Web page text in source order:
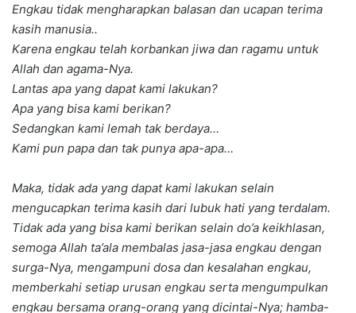
Engkau tidak mengharapkan balasan dan ucapan terima
kasih manusia..
Karena engkau telah korbankan jiwa dan ragamu untuk
Allah dan agama-Nya.
Lantas apa yang dapat kami lakukan?
Apa yang bisa kami berikan?
Sedangkan kami lemah tak berdaya…
Kami pun papa dan tak punya apa-apa…
Maka, tidak ada yang dapat kami lakukan selain
mengucapkan terima kasih dari lubuk hati yang terdalam.
Tidak ada yang bisa kami berikan selain do’a keikhlasan,
semoga Allah ta’ala membalas jasa-jasa engkau dengan
surga-Nya, mengampuni dosa dan kesalahan engkau,
memberkahi setiap urusan engkau serta mengumpulkan
engkau bersama orang-orang yang dicintai-Nya; hamba-